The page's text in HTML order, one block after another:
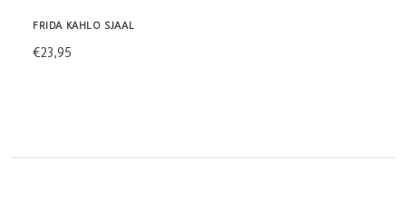
FRIDA KAHLO SJAAL
€23,95